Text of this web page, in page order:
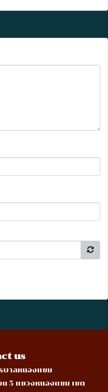
us
บาลหนองแขม
5 แขวงหนองแขม เขต